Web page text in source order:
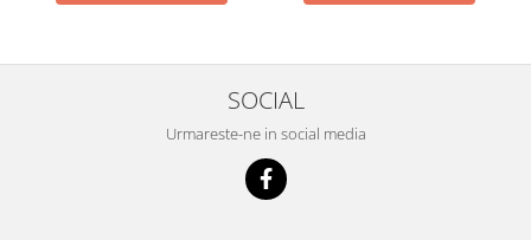
SOCIAL
Urmareste-ne in social media